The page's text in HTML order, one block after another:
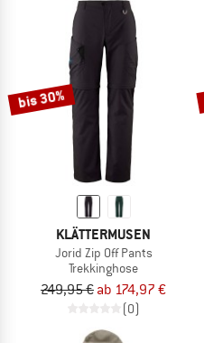
bis 30%
KLÄTTERMUSEN
Jorid Zip Off Pants
Trekkinghose
249,95 € ab 174,97 €
(0)